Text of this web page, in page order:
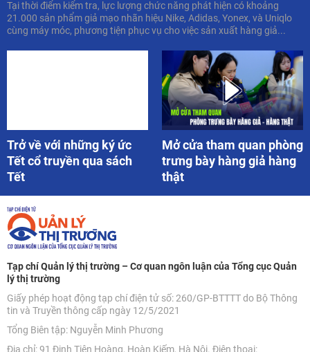
Tại thời điểm kiểm tra, lực lượng chức năng phát hiện có khoảng
21.000 sản phẩm giả mạo nhãn hiệu Nike, Adidas, Yonex, và Uniqlo
cùng máy móc, phương tiện phục vụ cho việc sản xuất hàng giả...
Trở về với những ký ức
Tết cổ truyền qua sách
Tết
Mở cửa tham quan phòng
trưng bày hàng giả hàng
thật
Tạp chí Quản lý thị trường – Cơ quan ngôn luận của Tổng cục Quản
lý thị trường
Giấy phép hoạt động tạp chí điện tử số: 260/GP-BTTTT do Bộ Thông
tin và Truyền thông cấp ngày 12/5/2021
Tổng Biên tập: Nguyễn Minh Phương
Địa chỉ: 91 Đinh Tiên Hoàng, Hoàn Kiếm, Hà Nội. Điện thoại: